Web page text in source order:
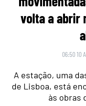
volta a abrir
06:50 10
A estação, uma
de Lisboa, está
às obras